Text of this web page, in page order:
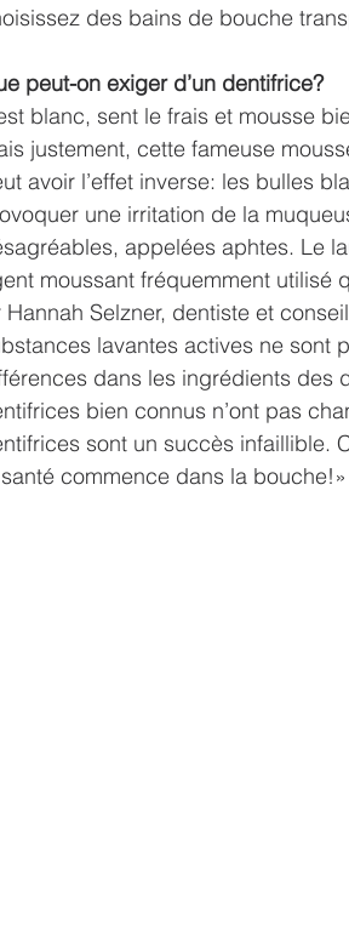
des bains de bouche
peut-on exiger d’un dentifrice?
blanc, sent le frais et mousse
justement, cette fameuse
avoir l’effet inverse: les bulles
une irritation de la
appelées aphtes. Le
moussant fréquemment utilisé
Hannah Selzner, dentiste et
lavantes actives ne sont
dans les ingrédients des
bien connus n’ont pas
sont un succès infaillible.
commence dans la bouche!»